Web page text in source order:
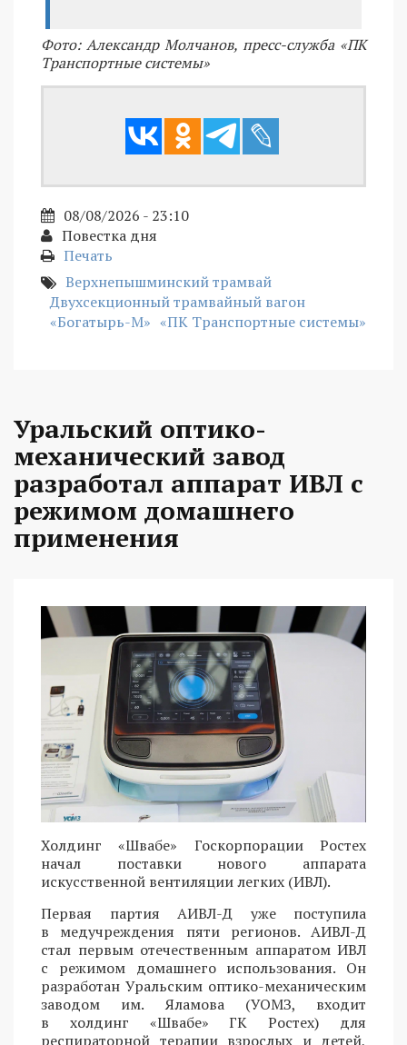
Фото: Александр Молчанов, пресс-служба «ПК
Транспортные системы»
08/08/2026 - 23:10
Повестка дня
Печать
Верхнепышминский трамвай
Двухсекционный трамвайный вагон
«Богатырь-М» «ПК Транспортные системы»
Уральский оптико-
механический завод
разработал аппарат ИВЛ с
режимом домашнего
применения
Холдинг «Швабе» Госкорпорации Ростех
начал поставки нового аппарата
искусственной вентиляции легких (ИВЛ).
Первая партия АИВЛ-Д уже поступила
в медучреждения пяти регионов. АИВЛ-Д
стал первым отечественным аппаратом ИВЛ
с режимом домашнего использования. Он
разработан Уральским оптико-механическим
заводом им. Яламова (УОМЗ, входит
в холдинг «Швабе» ГК Ростех) для
респираторной терапии взрослых и детей,